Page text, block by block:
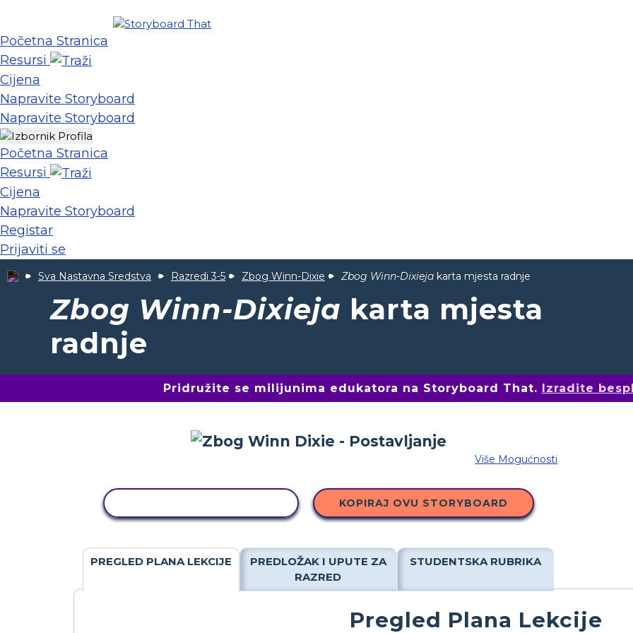
Početna Stranica
Resursi
Cijena
Napravite Storyboard
Napravite Storyboard
Početna Stranica
Resursi
Cijena
Napravite Storyboard
Registar
Prijaviti se
Sva Nastavna Sredstva Razredi 3-5 Zbog Winn-Dixie Zbog Winn-Dixieja karta mjesta radnje
Zbog Winn-Dixieja karta mjesta
radnje
Pridružite se milijunima edukatora na Storyboard That. Izradite
Više Mogućnosti
KOPIRAJ OVU STORYBOARD
PREGLED PLANA LEKCIJE
PREDLOŽAK I UPUTE ZA
RAZRED
STUDENTSKA RUBRIKA
Pregled Plana Lekcije